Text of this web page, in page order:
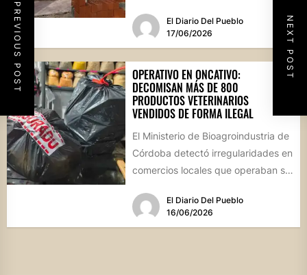
PREVIOUS POST NEXT POST
espacios de...El Diario Del Pueblo
17/06/2026
OPERATIVO EN ONCATIVO:
DECOMISAN MÁS DE 800
PRODUCTOS VETERINARIOS
VENDIDOS DE FORMA ILEGAL
El Ministerio de Bioagroindustria de
Córdoba detectó irregularidades en
comercios locales que operaban sin
poniendo en...El Diario Del Pueblo
16/06/2026